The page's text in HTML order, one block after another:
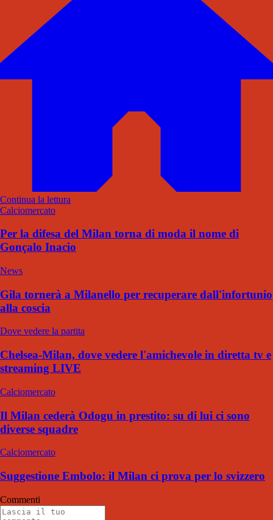
Continua la lettura
Calciomercato
Per la difesa del Milan torna di moda il nome di
Gonçalo Inacio
News
Gila tornerà a Milanello per recuperare dall'infortunio
alla coscia
Dove vedere la partita
Chelsea-Milan, dove vedere l'amichevole in diretta tv e
streaming LIVE
Calciomercato
Il Milan cederà Odogu in prestito: su di lui ci sono
diverse squadre
Calciomercato
Suggestione Embolo: il Milan ci prova per lo svizzero
Commenti